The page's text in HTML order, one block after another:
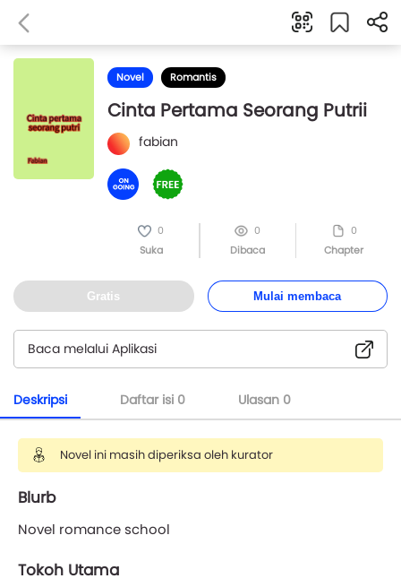
Novel Romantis
Cinta Pertama Seorang Putrii
fabian
0
Suka
0
Dibaca
0
Chapter
Gratis Mulai membaca
Baca melalui Aplikasi
Deskripsi Daftar isi 0 Ulasan 0
Novel ini masih diperiksa oleh kurator
Blurb
Novel romance school
Tokoh Utama